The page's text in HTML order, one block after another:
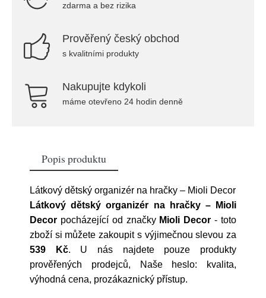
zdarma a bez rizika
Prověřený český obchod
s kvalitními produkty
Nakupujte kdykoli
máme otevřeno 24 hodin denně
Popis produktu
Látkový dětský organizér na hračky – Mioli Decor
Látkový dětský organizér na hračky – Mioli
Decor pocházející od značky Mioli Decor - toto
zboží si můžete zakoupit s výjimečnou slevou za
539 Kč. U nás najdete pouze produkty
prověřených prodejců, Naše heslo: kvalita,
výhodná cena, prozákaznický přístup.